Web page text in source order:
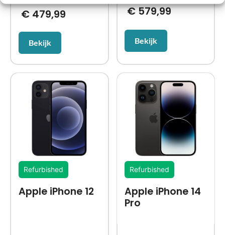
€479,99
Bekijk
€579,99
Bekijk
Refurbished
Apple iPhone 12
Refurbished
Apple iPhone 14
Pro